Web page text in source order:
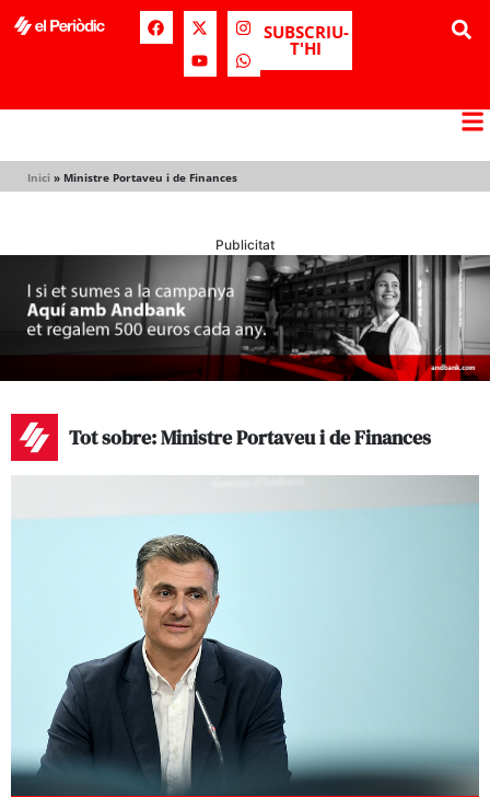
SUBSCRIU-
T'HI
Inici » Ministre Portaveu i de Finances
Publicitat
Tot sobre: Ministre Portaveu i de Finances